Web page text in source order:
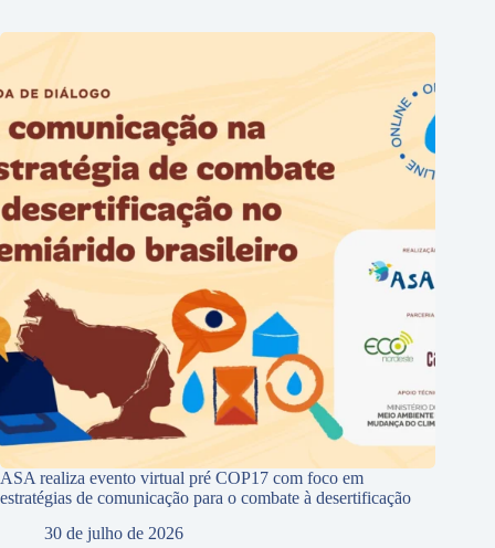
ASA realiza evento virtual pré COP17 com foco em
estratégias de comunicação para o combate à desertificação
30 de julho de 2026